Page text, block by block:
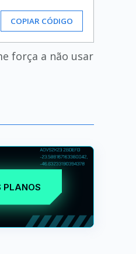
COPIAR CÓDIGO
força a não usar
PLANOS